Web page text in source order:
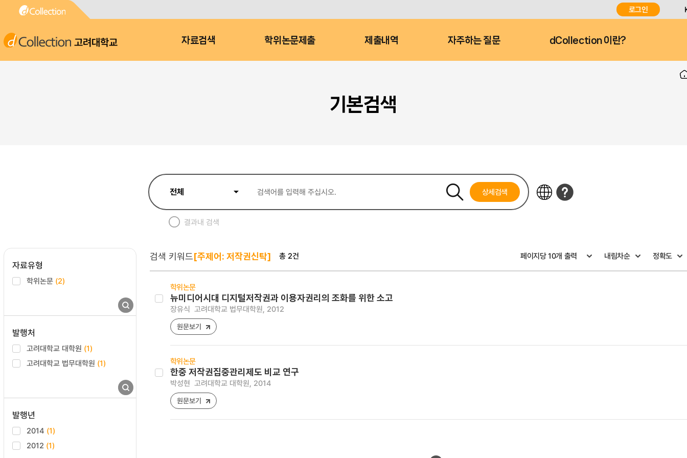
로그인
고려대학교 자료검색 학위논문제출 제출내역 자주하는 질문 dCollection 이란?
기본검색
상세검색
결과내 검색
자료유형
학위논문 (2)
발행처
고려대학교 대학원 (1)
고려대학교 법무대학원 (1)
발행년
2014 (1)
2012 (1)
검색 키워드[주제어: 저작권신탁] 총 2건
학위논문
뉴미디어시대 디지털저작권과 이용자권리의 조화를 위한 소고
장유식 고려대학교 법무대학원, 2012
원문보기
학위논문
한중 저작권집중관리제도 비교 연구
박성현 고려대학교 대학원, 2014
원문보기